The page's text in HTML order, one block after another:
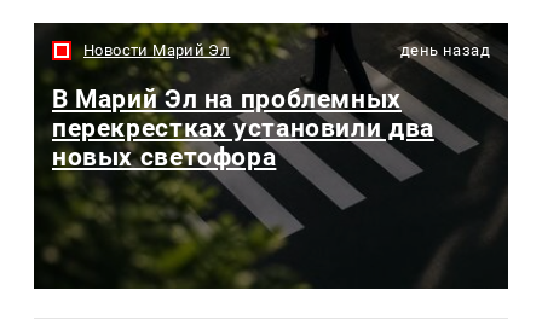
Новости Марий Эл день назад
В Марий Эл на проблемных
перекрестках установили два
новых светофора